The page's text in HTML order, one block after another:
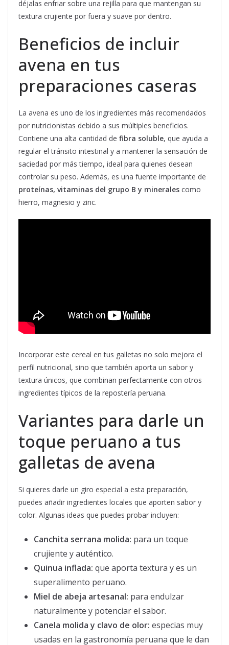
déjalas enfriar sobre una rejilla para que mantengan su
textura crujiente por fuera y suave por dentro.
Beneficios de incluir
avena en tus
preparaciones caseras
La avena es uno de los ingredientes más recomendados
por nutricionistas debido a sus múltiples beneficios.
Contiene una alta cantidad de fibra soluble, que ayuda a
regular el tránsito intestinal y a mantener la sensación de
saciedad por más tiempo, ideal para quienes desean
controlar su peso. Además, es una fuente importante de
proteínas, vitaminas del grupo B y minerales como
hierro, magnesio y zinc.
Incorporar este cereal en tus galletas no solo mejora el
perfil nutricional, sino que también aporta un sabor y
textura únicos, que combinan perfectamente con otros
ingredientes típicos de la repostería peruana.
Variantes para darle un
toque peruano a tus
galletas de avena
Si quieres darle un giro especial a esta preparación,
puedes añadir ingredientes locales que aporten sabor y
color. Algunas ideas que puedes probar incluyen:
Canchita serrana molida: para un toque
crujiente y auténtico.
Quinua inflada: que aporta textura y es un
superalimento peruano.
Miel de abeja artesanal: para endulzar
naturalmente y potenciar el sabor.
Canela molida y clavo de olor: especias muy
usadas en la gastronomía peruana que le dan